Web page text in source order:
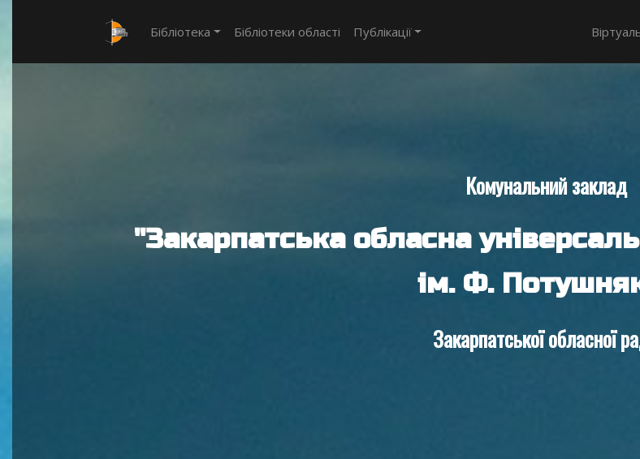
Бібліотека Бібліотеки області Публікації
Комунальний заклад
"Закарпатська обласна
ім. Ф.
Закарпатської обласної